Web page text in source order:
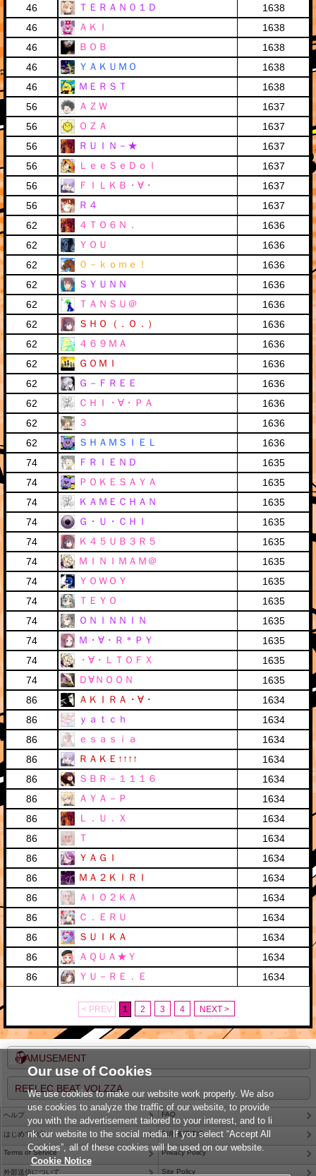
46
ＴＥＲＡＮ０１Ｄ
1638
46
ＡＫＩ
1638
46
ＢＯＢ
1638
46
ＹＡＫＵＭＯ
1638
46
ＭＥＲＳＴ
1638
56
ＡＺＷ
1637
56
ＯＺＡ
1637
56
ＲＵＩＮ－★
1637
56
ＬｅｅＳｅＤｏｌ
1637
56
ＦＩＬＫＢ・∀・
1637
56
Ｒ４
1637
62
４ＴＯ６Ｎ．
1636
62
ＹＯＵ
1636
62
０－ｋｏｍｅ！
1636
62
ＳＹＵＮＮ
1636
62
ＴＡＮＳＵ＠
1636
62
ＳＨＯ（．Ｏ．）
1636
62
４６９ＭＡ
1636
62
ＧＯＭＩ
1636
62
Ｇ－ＦＲＥＥ
1636
62
ＣＨＩ・∀・ＰＡ
1636
62
３
1636
62
ＳＨＡＭＳＩＥＬ
1636
74
ＦＲＩＥＮＤ
1635
74
ＰＯＫＥＳＡＹＡ
1635
74
ＫＡＭＥＣＨＡＮ
1635
74
Ｇ・Ｕ・ＣＨＩ
1635
74
Ｋ４５ＵＢ３Ｒ５
1635
74
ＭＩＮＩＭＡＭ＠
1635
74
ＹＯＷＯＹ
1635
74
ＴＥＹＯ
1635
74
ＯＮＩＮＮＩＮ
1635
74
Ｍ・∀・Ｒ＊ＰＹ
1635
74
・∀・ＬＴＯＦＸ
1635
74
Ｄ∀ＮＯＯＮ
1635
86
ＡＫＩＲＡ・∀・
1634
86
ｙａｔｃｈ
1634
86
ｅｓａｓｉａ
1634
86
ＲＡＫＥ↑↑↑↑
1634
86
ＳＢＲ－１１１６
1634
86
ＡＹＡ－Ｐ
1634
86
Ｌ．Ｕ．Ｘ
1634
86
Ｔ
1634
86
ＹＡＧＩ
1634
86
ＭＡ２ＫＩＲＩ
1634
86
ＡＩＯ２ＫＡ
1634
86
Ｃ．ＥＲＵ
1634
86
ＳＵＩＫＡ
1634
86
ＡＱＵＡ★Ｙ
1634
86
ＹＵ－ＲＥ．Ｅ 1634
< PREV 1 2 3 4 NEXT >
e-AMUSEMENT
REFLEC BEAT VOLZZA
ヘルプ FAQ
はじめての方 利用推奨環境
Terms of Service Privacy Policy
外部送信について Site Policy
Our use of Cookies
We use cookies to make our website work properly. We also
use cookies to analyze the traffic of our website, to provide
you with the advertisement tailored to your interest, and to li
nk our website to the social media. If you select “Accept All
Cookies”, all of these cookies will be used on our website.
Cookie Notice